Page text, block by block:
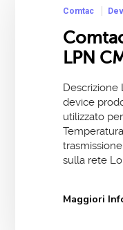
Comtac
LPN
Descrizione
device
utilizzato
sulla rete
Maggiori